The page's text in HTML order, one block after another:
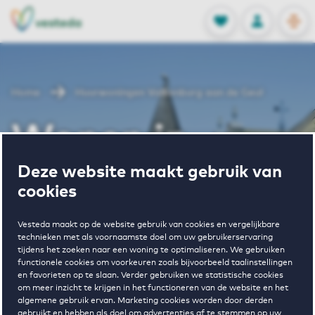
Deze website maakt gebruik van
cookies
Vesteda maakt op de website gebruik van cookies en vergelijkbare
technieken met als voornaamste doel om uw gebruikerservaring
tijdens het zoeken naar een woning te optimaliseren. We gebruiken
functionele cookies om voorkeuren zoals bijvoorbeeld taalinstellingen
en favorieten op te slaan. Verder gebruiken we statistische cookies
om meer inzicht te krijgen in het functioneren van de website en het
algemene gebruik ervan. Marketing cookies worden door derden
FAVORIETEN
Opgeslagen
INLOGGEN
NL
EN
Home Huurwoningen Valkenburg aan de Geul
Wonen in
Valkenburg
aan de Geul
BEKIJK HET WONINGAANBOD